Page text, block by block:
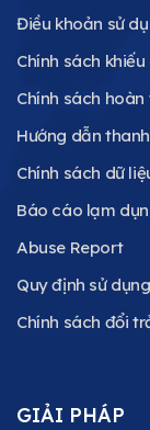
Điều khoản sử
Chính sách khiếu
Chính sách hoàn
Hướng dẫn
Chính sách dữ
Báo cáo lạm
Abuse Report
Quy định sử
Chính sách đổi
GIẢI PHÁP